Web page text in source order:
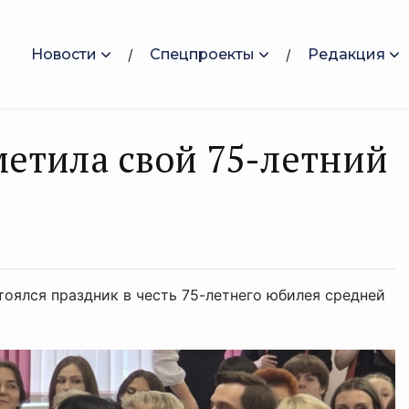
Новости Спецпроекты Редакция
свой 75-летний
праздник в честь 75-летнего юбилея средней